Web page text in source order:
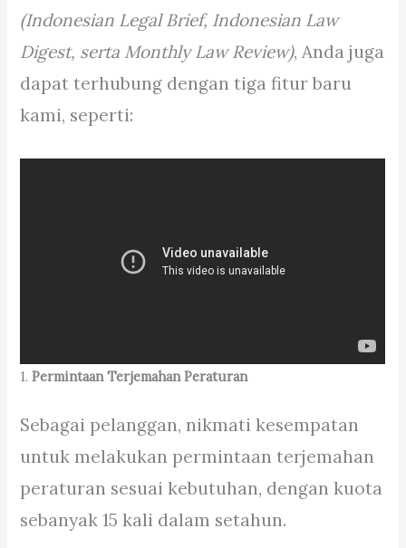
(Indonesian Legal Brief, Indonesian Law
Digest, serta Monthly Law Review), Anda juga
dapat terhubung dengan tiga fitur baru
kami, seperti:
1.Permintaan Terjemahan Peraturan
Sebagai pelanggan, nikmati kesempatan
untuk melakukan permintaan terjemahan
peraturan sesuai kebutuhan, dengan kuota
sebanyak 15 kali dalam setahun.